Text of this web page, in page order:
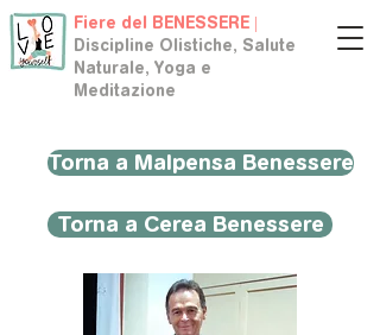
Fiere del BENESSERE |
Discipline Olistiche, Salute
Naturale, Yoga e
Meditazione
Torna a Malpensa Benessere
Torna a Cerea Benessere